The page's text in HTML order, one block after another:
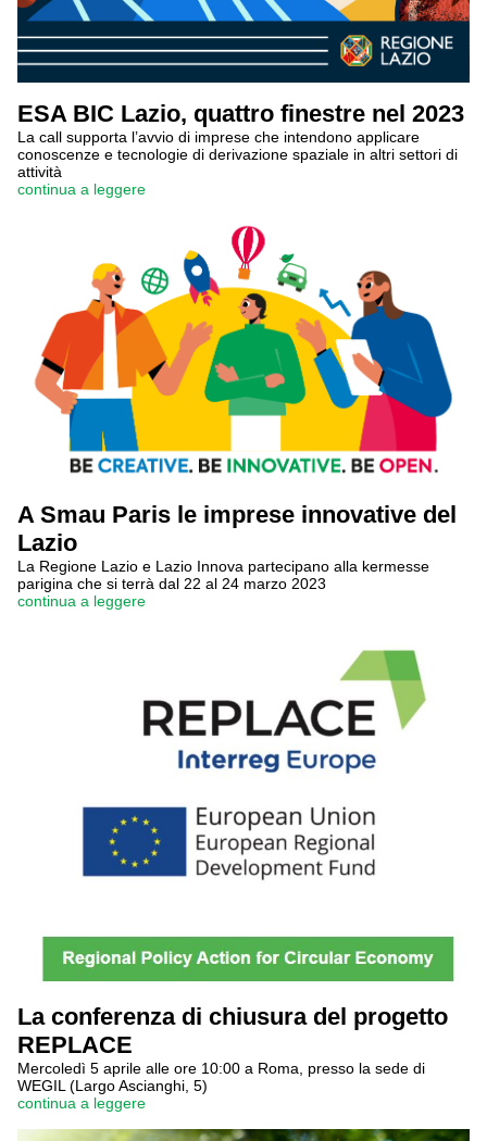
ESA BIC Lazio, quattro finestre nel 2023
La call supporta l’avvio di imprese che intendono applicare
conoscenze e tecnologie di derivazione spaziale in altri settori di
attività
continua a leggere
A Smau Paris le imprese innovative del
Lazio
La Regione Lazio e Lazio Innova partecipano alla kermesse
parigina che si terrà dal 22 al 24 marzo 2023
continua a leggere
La conferenza di chiusura del progetto
REPLACE
Mercoledì 5 aprile alle ore 10:00 a Roma, presso la sede di
WEGIL (Largo Ascianghi, 5)
continua a leggere